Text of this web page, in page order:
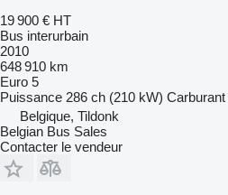
19 900 € HT
Bus interurbain
2010
648 910 km
Euro 5
Puissance 286 ch (210 kW) Carburant
Belgique, Tildonk
Belgian Bus Sales
Contacter le vendeur